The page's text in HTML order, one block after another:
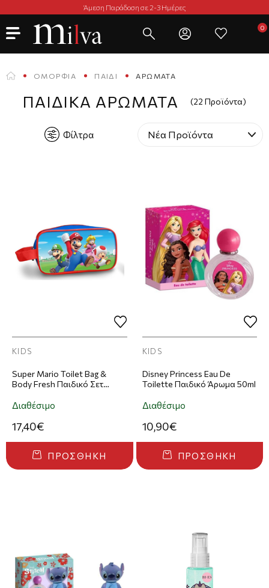
Άμεση Παράδοση σε 2-3 Ημέρες
ΟΜΟΡΦΙΆ ΠΑΙΔΊ ΑΡΏΜΑΤΑ
ΠΑΙΔΙΚΆ ΑΡΏΜΑΤΑ (22 Προϊόντα)
Φίλτρα
KIDS
Super Mario Toilet Bag &
Body Fresh Παιδικό Σετ
100ml
Διαθέσιμο
17,40€
ΠΡΟΣΘΉΚΗ
KIDS
Disney Princess Eau De
Toilette Παιδικό Άρωμα 50ml
Διαθέσιμο
10,90€
ΠΡΟΣΘΉΚΗ